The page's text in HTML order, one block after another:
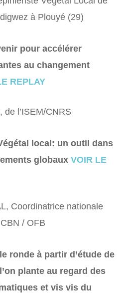
à Plouyé (29)
pour accélérer
au changement
REPLAY
de l’ISEM/CNRS
local: un outil dans
globaux VOIR LE
Coordinatrice nationale
/ OFB
ronde à partir d’étude de
plante au regard des
et vis vis du